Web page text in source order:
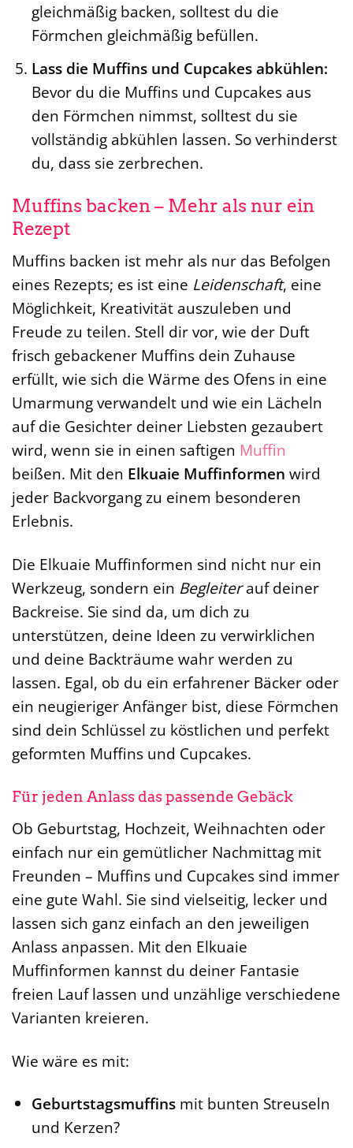
gleichmäßig backen, solltest du die
Förmchen gleichmäßig befüllen.
Lass die Muffins und Cupcakes abkühlen:
Bevor du die Muffins und Cupcakes aus
den Förmchen nimmst, solltest du sie
vollständig abkühlen lassen. So verhinderst
du, dass sie zerbrechen.
Muffins backen – Mehr als nur ein
Rezept
Muffins backen ist mehr als nur das Befolgen
eines Rezepts; es ist eine Leidenschaft, eine
Möglichkeit, Kreativität auszuleben und
Freude zu teilen. Stell dir vor, wie der Duft
frisch gebackener Muffins dein Zuhause
erfüllt, wie sich die Wärme des Ofens in eine
Umarmung verwandelt und wie ein Lächeln
auf die Gesichter deiner Liebsten gezaubert
wird, wenn sie in einen saftigen Muffin
beißen. Mit den Elkuaie Muffinformen wird
jeder Backvorgang zu einem besonderen
Erlebnis.
Die Elkuaie Muffinformen sind nicht nur ein
Werkzeug, sondern ein Begleiterauf deiner
Backreise. Sie sind da, um dich zu
unterstützen, deine Ideen zu verwirklichen
und deine Backträume wahr werden zu
lassen. Egal, ob du ein erfahrener Bäcker oder
ein neugieriger Anfänger bist, diese Förmchen
sind dein Schlüssel zu köstlichen und perfekt
geformten Muffins und Cupcakes.
Für jeden Anlass das passende Gebäck
Ob Geburtstag, Hochzeit, Weihnachten oder
einfach nur ein gemütlicher Nachmittag mit
Freunden – Muffins und Cupcakes sind immer
eine gute Wahl. Sie sind vielseitig, lecker und
lassen sich ganz einfach an den jeweiligen
Anlass anpassen. Mit den Elkuaie
Muffinformen kannst du deiner Fantasie
freien Lauf lassen und unzählige verschiedene
Varianten kreieren.
Wie wäre es mit:
Geburtstagsmuffinsmit bunten Streuseln
und Kerzen?